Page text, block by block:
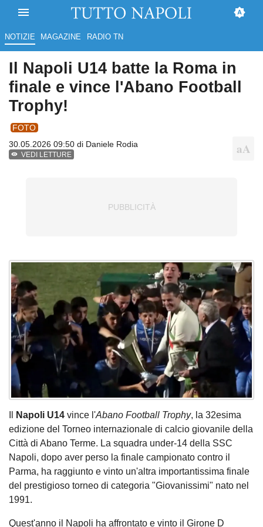
NOTIZIE MAGAZINE RADIO TN
Il Napoli U14 batte la Roma in
finale e vince l'Abano Football
Trophy!
FOTO
30.05.2026 09:50 di Daniele Rodia
VEDI LETTURE
Napoli U14 vince l'Abano Football Trophy, la 32esima
edizione del Torneo internazionale di calcio giovanile della
Città di Abano Terme. La squadra under-14 della SSC
Napoli, dopo aver perso la finale campionato contro il
Parma, ha raggiunto e vinto un'altra importantissima finale
del prestigioso torneo di categoria "Giovanissimi" nato nel
1991.
Quest'anno il Napoli ha affrontato e vinto il Girone D